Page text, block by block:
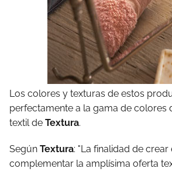
Los colores y texturas de estos
perfectamente a la gama de colores
textil de Textura.
Según Textura: "La finalidad de crear
complementar la amplísima oferta